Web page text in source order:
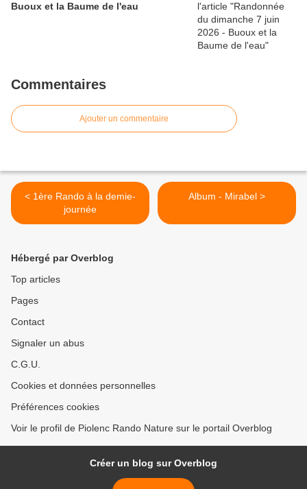
Buoux et la Baume de l'eau
Commentaires
Ajouter un commentaire
< 1ère Rando à la demie-
journée
Album - Mirabel >
Hébergé par Overblog
Top articles
Pages
Contact
Signaler un abus
C.G.U.
Cookies et données personnelles
Préférences cookies
Voir le profil de Piolenc Rando Nature sur le portail Overblog
Créer un blog sur Overblog